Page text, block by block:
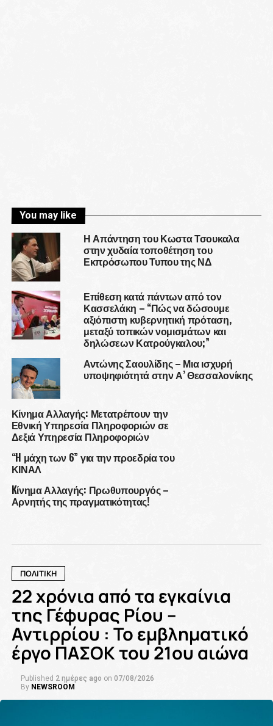
You may like
Η Απάντηση του Κωστα Τσουκαλα
στην χυδαία τοποθέτηση του
Εκπρόσωπου Τυπου της ΝΔ
Επίθεση κατά πάντων από τον
Κασσελάκη – “Πώς να δώσουμε
αξιόπιστη κυβερνητική πρόταση,
μεταξύ τοπικών νομισμάτων και
δηλώσεων Κατρούγκαλου;”
Αντώνης Σαουλίδης – Μια ισχυρή
υποψηφιότητά στην Α’ Θεσσαλονίκης
Κίνημα Αλλαγής: Μετατρέπουν την
Εθνική Υπηρεσία Πληροφοριών σε
Δεξιά Υπηρεσία Πληροφοριών
“H μάχη των 6” για την προεδρία του
ΚΙΝΑΛ
Kίνημα Αλλαγής: Πρωθυπουργός –
Αρνητής της πραγματικότητας!
ΠΟΛΙΤΙΚΗ
22 χρόνια από τα εγκαίνια
της Γέφυρας Ρίου –
Αντιρρίου : Το εμβληματικό
έργο ΠΑΣΟΚ του 21ου αιώνα
Published 2 ημέρες ago on 07/08/2026
By NEWSROOM